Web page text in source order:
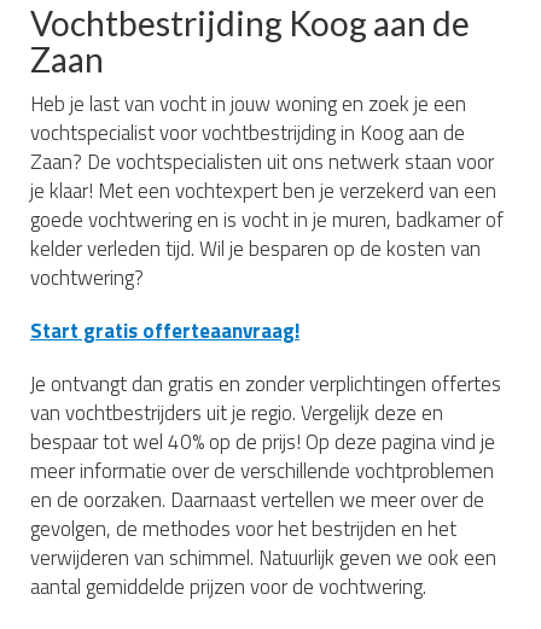
Vochtbestrijding Koog aan de
Zaan
Heb je last van vocht in jouw woning en zoek je een
vochtspecialist voor vochtbestrijding in Koog aan de
Zaan? De vochtspecialisten uit ons netwerk staan voor
je klaar! Met een vochtexpert ben je verzekerd van een
goede vochtwering en is vocht in je muren, badkamer of
kelder verleden tijd. Wil je besparen op de kosten van
vochtwering?
Start gratis offerteaanvraag!
Je ontvangt dan gratis en zonder verplichtingen offertes
van vochtbestrijders uit je regio. Vergelijk deze en
bespaar tot wel 40% op de prijs! Op deze pagina vind je
meer informatie over de verschillende vochtproblemen
en de oorzaken. Daarnaast vertellen we meer over de
gevolgen, de methodes voor het bestrijden en het
verwijderen van schimmel. Natuurlijk geven we ook een
aantal gemiddelde prijzen voor de vochtwering.